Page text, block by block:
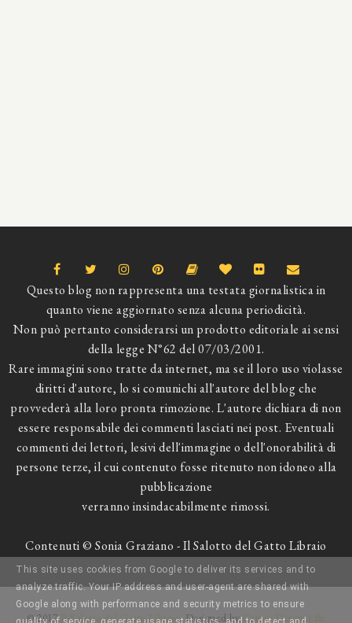
Questo blog non rappresenta una testata giornalistica in
quanto viene aggiornato senza alcuna periodicità.
Non può pertanto considerarsi un prodotto editoriale ai sensi
della legge N°62 del 07/03/2001.
Rare immagini sono tratte da internet, ma se il loro uso violasse
diritti d'autore, lo si comunichi all'autore del blog che
provvederà alla loro pronta rimozione. L'autore dichiara di non
essere responsabile dei commenti lasciati nei post. Eventuali
commenti dei lettori, lesivi dell'immagine o dell'onorabilità di
persone terze, il cui contenuto fosse ritenuto non idoneo alla
pubblicazione
verranno insindacabilmente rimossi.
Contenuti © Sonia Graziano - Il Salotto del Gatto Libraio
© 2017Il Salotto del Gatto Libraio. Designed byCatnip Design | Be
This site uses cookies from Google to deliver its services and to
analyze traffic. Your IP address and user-agent are shared with
Google along with performance and security metrics to ensure